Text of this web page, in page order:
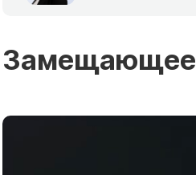
Замещающее